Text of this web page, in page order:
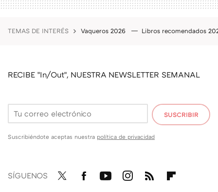
TEMAS DE INTERÉS Vaqueros 2026 Libros recomendados
RECIBE "In/Out", NUESTRA NEWSLETTER SEMANAL
SUSCRIBIR
Suscribiéndote aceptas nuestra política de privacidad
SÍGUENOS